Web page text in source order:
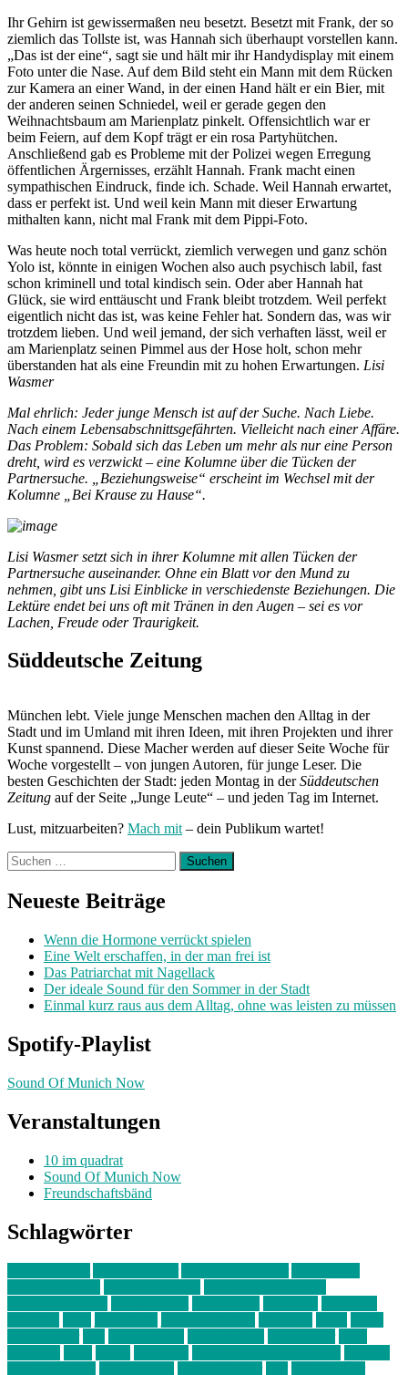
Ihr Gehirn ist gewissermaßen neu besetzt. Besetzt mit Frank, der so
ziemlich das Tollste ist, was Hannah sich überhaupt vorstellen kann.
„Das ist der eine“, sagt sie und hält mir ihr Handydisplay mit einem
Foto unter die Nase. Auf dem Bild steht ein Mann mit dem Rücken
zur Kamera an einer Wand, in der einen Hand hält er ein Bier, mit
der anderen seinen Schniedel, weil er gerade gegen den
Weihnachtsbaum am Marienplatz pinkelt. Offensichtlich war er
beim Feiern, auf dem Kopf trägt er ein rosa Partyhütchen.
Anschließend gab es Probleme mit der Polizei wegen Erregung
öffentlichen Ärgernisses, erzählt Hannah. Frank macht einen
sympathischen Eindruck, finde ich. Schade. Weil Hannah erwartet,
dass er perfekt ist. Und weil kein Mann mit dieser Erwartung
mithalten kann, nicht mal Frank mit dem Pippi-Foto.
Was heute noch total verrückt, ziemlich verwegen und ganz schön
Yolo ist, könnte in einigen Wochen also auch psychisch labil, fast
schon kriminell und total kindisch sein. Oder aber Hannah hat
Glück, sie wird enttäuscht und Frank bleibt trotzdem. Weil perfekt
eigentlich nicht das ist, was keine Fehler hat. Sondern das, was wir
trotzdem lieben. Und weil jemand, der sich verhaften lässt, weil er
am Marienplatz seinen Pimmel aus der Hose holt, schon mehr
überstanden hat als eine Freundin mit zu hohen Erwartungen. Lisi
Wasmer
Mal ehrlich: Jeder junge Mensch ist auf der Suche. Nach Liebe.
Nach einem Lebensabschnittsgefährten. Vielleicht nach einer Affäre.
Das Problem: Sobald sich das Leben um mehr als nur eine Person
dreht, wird es verzwickt – eine Kolumne über die Tücken der
Partnersuche. „Beziehungsweise“ erscheint im Wechsel mit der
Kolumne „Bei Krause zu Hause“.
Lisi Wasmer setzt sich in ihrer Kolumne mit allen Tücken der
Partnersuche auseinander. Ohne ein Blatt vor den Mund zu
nehmen, gibt uns Lisi Einblicke in verschiedenste Beziehungen. Die
Lektüre endet bei uns oft mit Tränen in den Augen – sei es vor
Lachen, Freude oder Traurigkeit.
Süddeutsche Zeitung
München lebt. Viele junge Menschen machen den Alltag in der
Stadt und im Umland mit ihren Ideen, mit ihren Projekten und ihrer
Kunst spannend. Diese Macher werden auf dieser Seite Woche für
Woche vorgestellt – von jungen Autoren, für junge Leser. Die
besten Geschichten der Stadt: jeden Montag in derSüddeutschen
Zeitung auf der Seite „Junge Leute“ – und jeden Tag im Internet.
Lust, mitzuarbeiten? Mach mit – dein Publikum wartet!
Suchen
nach:
Neueste Beiträge
Wenn die Hormone verrückt spielen
Eine Welt erschaffen, in der man frei ist
Das Patriarchat mit Nagellack
Der ideale Sound für den Sommer in der Stadt
Einmal kurz raus aus dem Alltag, ohne was leisten zu müssen
Spotify-Playlist
Sound Of Munich Now
Veranstaltungen
10 im quadrat
Sound Of Munich Now
Freundschaftsbänd
Schlagwörter